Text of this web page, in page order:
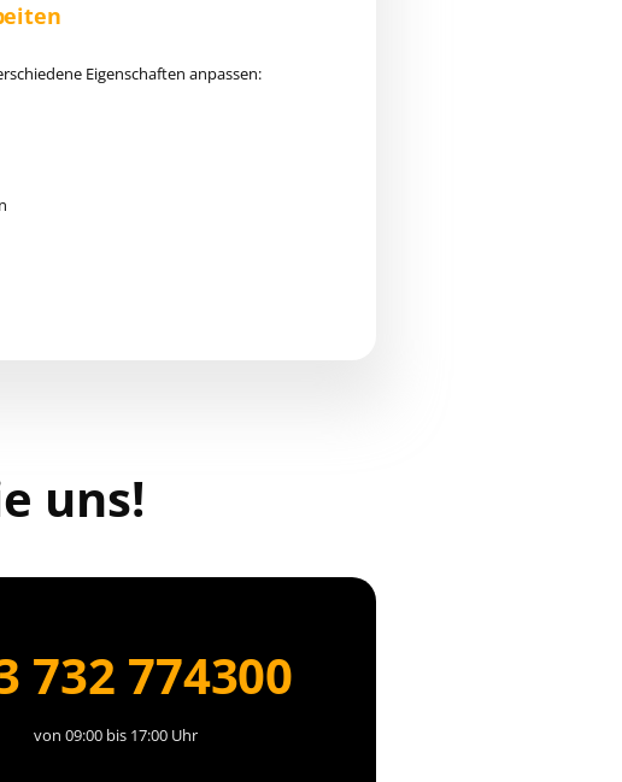
Eigenschaften anpassen:
uns!
732 774300
von 09:00 bis 17:00 Uhr